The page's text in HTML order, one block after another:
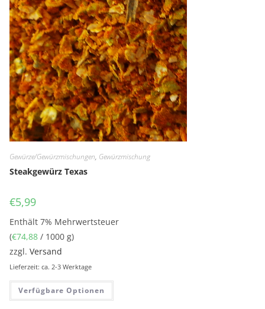
Gewürze/Gewürzmischungen, Gewürzmischung
Steakgewürz Texas
€5,99
Enthält 7% Mehrwertsteuer
(€74,88 / 1000 g)
zzgl.Versand
Lieferzeit: ca. 2-3 Werktage
Verfügbare Optionen